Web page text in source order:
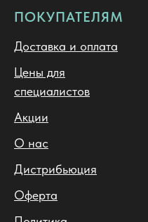
ПОКУПАТЕЛЯМ
Доставка и оплата
Цены для
специалистов
Акции
О нас
Дистрибьюция
Оферта